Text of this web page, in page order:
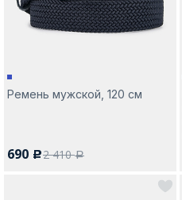
Ремень мужской, 120 см
690 c2 410a